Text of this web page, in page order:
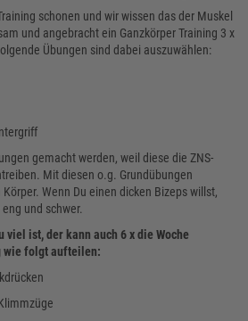
schonen und wir wissen das der Muskel
und angebracht ein Ganzkörper Training 3 x
Übungen sind dabei auszuwählen:
gemacht werden, weil diese die ZNS-
Mit diesen o.g. Grundübungen
Wenn Du einen dicken Bizeps willst,
und schwer.
viel ist, der kann auch 6 x die Woche
wie folgt aufteilen: